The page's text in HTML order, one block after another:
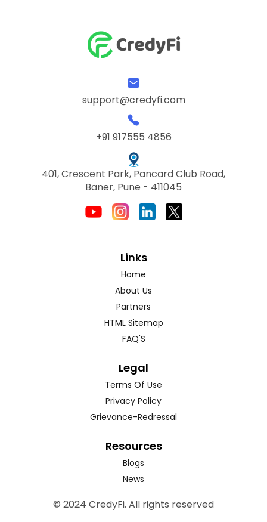
support@credyfi.com
+91 917555 4856
401, Crescent Park, Pancard Club Road,
Baner, Pune - 411045
Links
Home
About Us
Partners
HTML Sitemap
FAQ'S
Legal
Terms Of Use
Privacy Policy
Grievance-Redressal
Resources
Blogs
News
© 2024 CredyFi. All rights reserved